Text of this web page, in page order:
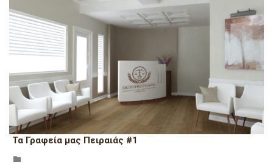
Τα Γραφεία μας Πειραιάς #1
